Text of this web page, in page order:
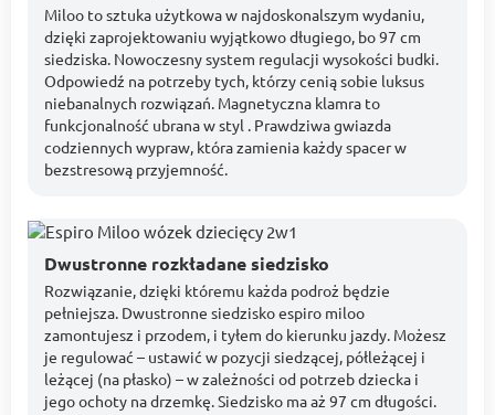
Miloo to sztuka użytkowa w najdoskonalszym wydaniu,
dzięki zaprojektowaniu wyjątkowo długiego, bo 97 cm
siedziska. Nowoczesny system regulacji wysokości budki.
Odpowiedź na potrzeby tych, którzy cenią sobie luksus
niebanalnych rozwiązań. Magnetyczna klamra to
funkcjonalność ubrana w styl . Prawdziwa gwiazda
codziennych wypraw, która zamienia każdy spacer w
bezstresową przyjemność.
Dwustronne rozkładane siedzisko
Rozwiązanie, dzięki któremu każda podroż będzie
pełniejsza. Dwustronne siedzisko espiro miloo
zamontujesz i przodem, i tyłem do kierunku jazdy. Możesz
je regulować – ustawić w pozycji siedzącej, półleżącej i
leżącej (na płasko) – w zależności od potrzeb dziecka i
jego ochoty na drzemkę. Siedzisko ma aż 97 cm długości.